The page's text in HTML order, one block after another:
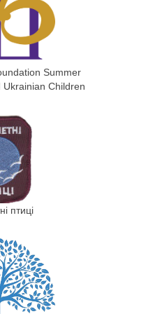
Summer
Children
птиці